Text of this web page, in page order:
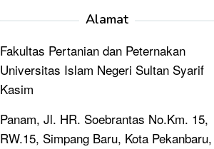
Alamat
Fakultas Pertanian dan Peternakan
Universitas Islam Negeri Sultan Syarif
Kasim
Panam, Jl. HR. Soebrantas No.Km. 15,
RW.15, Simpang Baru, Kota Pekanbaru,